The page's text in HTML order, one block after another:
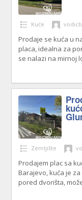
Kuće
Prodaje se kuća u
placa, idealna za
se nalazi na mirnoj
Zemljište
Prodajem plac sa
Barajevo, kuća je
pored dvorišta,